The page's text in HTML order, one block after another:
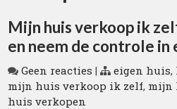
Mijn huis verkoop ik
en neem de controle in
Geen reacties | eigen huis,
mijn huis verkoop ik zelf, mijn
huis verkopen